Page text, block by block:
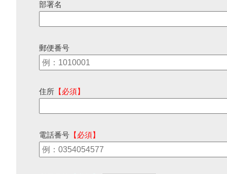
部署名
郵便番号
住所 【必須】
電話番号 【必須】